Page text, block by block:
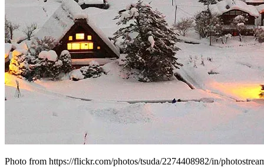
Photo from https://flickr.com/photos/tsuda/2274408982/in/